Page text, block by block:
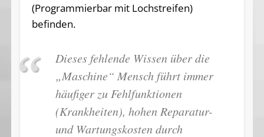
(Programmierbar mit Lochstreifen)
befinden.
Dieses fehlende Wissen über die
„Maschine“ Mensch führt immer
häufiger zu Fehlfunktionen
(Krankheiten), hohen Reparatur-
und Wartungskosten durch